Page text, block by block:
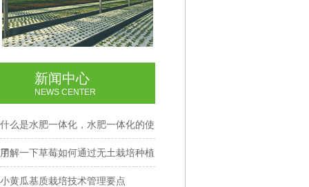
新闻中心
NEWS CENTER
什么是水肥一体化，水肥一体化的使
用
了解一下草莓如何通过无土栽培种植
小黄瓜基质栽培技术管理要点